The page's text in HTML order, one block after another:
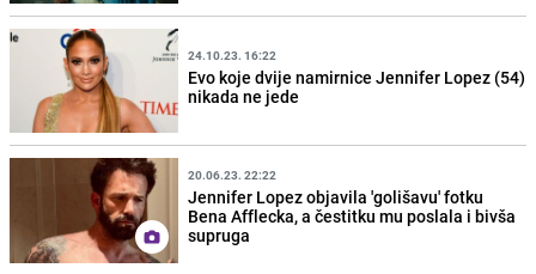
24.10.23. 16:22
Evo koje dvije namirnice Jennifer Lopez (54)
nikada ne jede
20.06.23. 22:22
Jennifer Lopez objavila 'golišavu' fotku
Bena Afflecka, a čestitku mu poslala i bivša
supruga